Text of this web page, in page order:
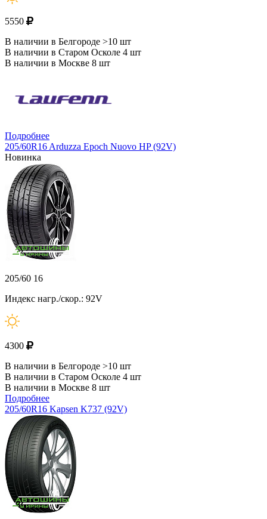
5550
В наличии в Белгороде >10 шт
В наличии в Старом Осколе 4 шт
В наличии в Москве 8 шт
Подробнее
205/60R16 Arduzza Epoch Nuovo HP (92V)
Новинка
205/60 16
Индекс нагр./скор.: 92V
4300
В наличии в Белгороде >10 шт
В наличии в Старом Осколе 4 шт
В наличии в Москве 8 шт
Подробнее
205/60R16 Kapsen K737 (92V)